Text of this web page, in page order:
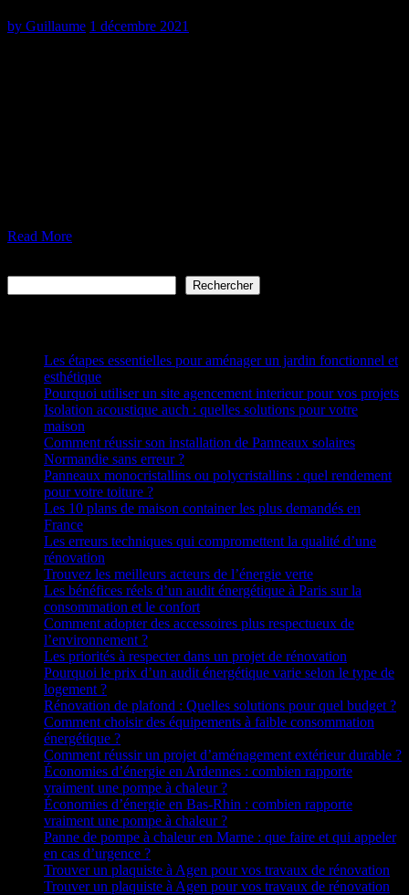
by Guillaume 1 décembre 2021
Read More
Rechercher
Les étapes essentielles pour aménager un jardin fonctionnel et
esthétique
Pourquoi utiliser un site agencement interieur pour vos projets
Isolation acoustique auch : quelles solutions pour votre
maison
Comment réussir son installation de Panneaux solaires
Normandie sans erreur ?
Panneaux monocristallins ou polycristallins : quel rendement
pour votre toiture ?
Les 10 plans de maison container les plus demandés en
France
Les erreurs techniques qui compromettent la qualité d’une
rénovation
Trouvez les meilleurs acteurs de l’énergie verte
Les bénéfices réels d’un audit énergétique à Paris sur la
consommation et le confort
Comment adopter des accessoires plus respectueux de
l’environnement ?
Les priorités à respecter dans un projet de rénovation
Pourquoi le prix d’un audit énergétique varie selon le type de
logement ?
Rénovation de plafond : Quelles solutions pour quel budget ?
Comment choisir des équipements à faible consommation
énergétique ?
Comment réussir un projet d’aménagement extérieur durable ?
Économies d’énergie en Ardennes : combien rapporte
vraiment une pompe à chaleur ?
Économies d’énergie en Bas-Rhin : combien rapporte
vraiment une pompe à chaleur ?
Panne de pompe à chaleur en Marne : que faire et qui appeler
en cas d’urgence ?
Trouver un plaquiste à Agen pour vos travaux de rénovation
Trouver un plaquiste à Agen pour vos travaux de rénovation